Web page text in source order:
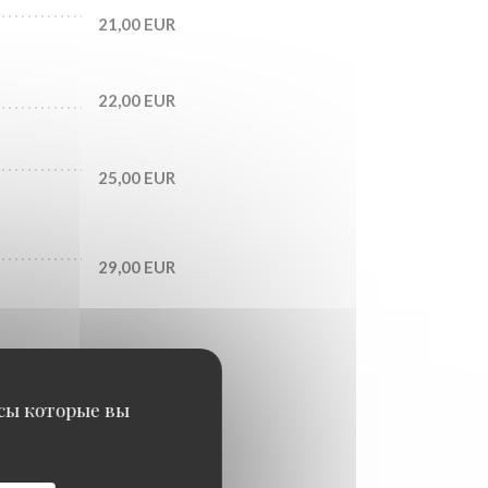
которые вы
21,00 EUR
22,00 EUR
25,00 EUR
29,00 EUR
AU